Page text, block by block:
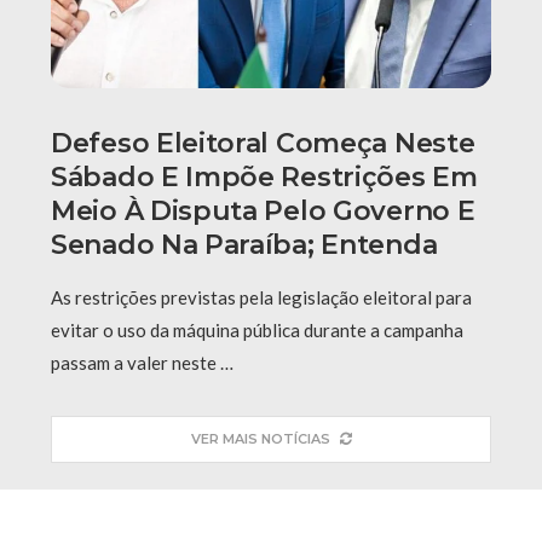
Defeso Eleitoral Começa Neste
Sábado E Impõe Restrições Em
Meio À Disputa Pelo Governo E
Senado Na Paraíba; Entenda
As restrições previstas pela legislação eleitoral para
evitar o uso da máquina pública durante a campanha
passam a valer neste …
VER MAIS NOTÍCIAS